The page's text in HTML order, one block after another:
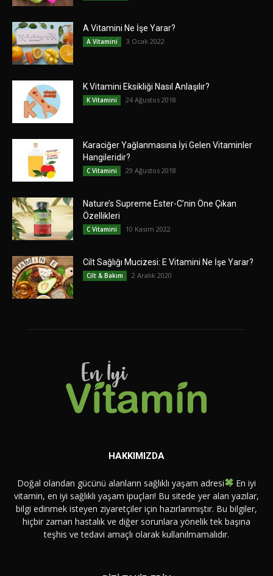
A Vitamini Ne İşe Yarar?
A Vitamini 3 Ocak 2022
K Vitamini Eksikliği Nasıl Anlaşılır?
K Vitamini 24 Ağustos 2018
Karaciğer Yağlanmasına İyi Gelen Vitaminler
Hangileridir?
C Vitamini 29 Ağustos 2018
Nature’s Supreme Ester-C’nin Öne Çıkan
Özellikleri
C Vitamini 10 Kasım 2022
Cilt Sağlığı Mucizesi: E Vitamini Ne İşe Yarar?
Cilt & Bakım 2 Aralık 2020
HAKKIMIZDA
Doğal olandan gücünü alanların sağlıklı yaşam adresi
En iyi
vitamin, en iyi sağlıklı yaşam ipuçları! Bu sitede yer alan yazılar,
bilgi edinmek isteyen ziyaretçiler için hazırlanmıştır. Bu bilgiler,
hiçbir zaman hastalık ve diğer sorunlara yönelik tek başına
teşhis ve tedavi amaçlı olarak kullanılmamalıdır.